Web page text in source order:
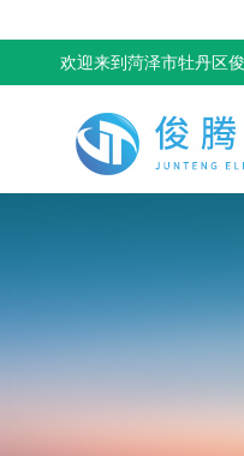
欢迎来到菏泽市牡丹区